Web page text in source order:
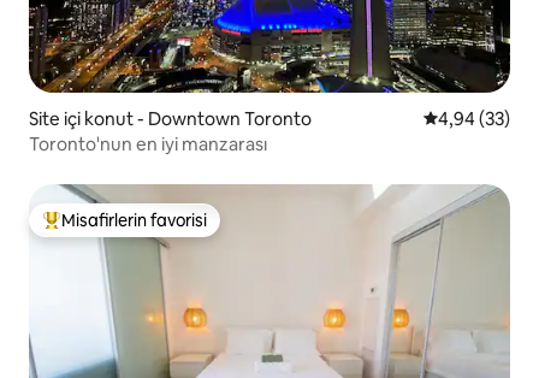
Site içi konut - Downtown Toronto 5 üzerinden
4,94 (33)
Toronto'nun en iyi manzarası
Misafirlerin favorilerinden en beğenilenler arasında
Misafirlerin favorisi